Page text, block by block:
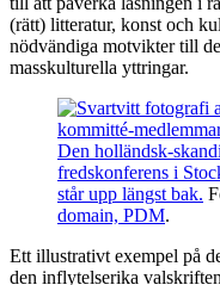
(rätt) litteratur, konst och
nödvändiga motvikter till
masskulturella yttringar.
Den holländsk-
fredskonferens i
står upp längst bak.
domain, PDM.
Ett illustrativt exempel på
den inflytelserika valskriften